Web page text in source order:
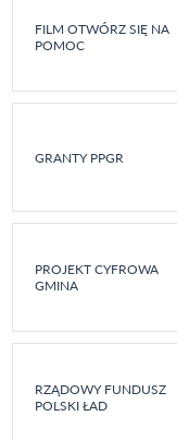
FILM OTWÓRZ SIĘ NA
POMOC
GRANTY PPGR
PROJEKT CYFROWA
GMINA
RZĄDOWY FUNDUSZ
POLSKI ŁAD